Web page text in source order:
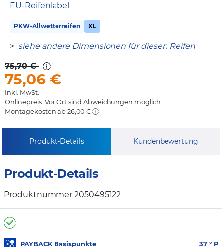
EU-Reifenlabel
PKW-Allwetterreifen XL
> siehe andere Dimensionen für diesen Reifen
75,70 €
75,06 €
Inkl. MwSt.
Onlinepreis. Vor Ort sind Abweichungen möglich.
Montagekosten ab 26,00 €
Produkt-Details Kundenbewertung
Produkt-Details
Produktnummer 2050495122
PAYBACK Basispunkte 37 ° P